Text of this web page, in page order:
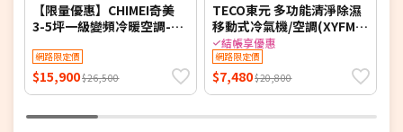
【限量優惠】CHIMEI奇美
3-5坪一級變頻冷暖空調-星
S29HG1 【含基本安裝+舊
機回收】【加贈2000元好禮
+1年安裝保固】
網路限定價
$15,900$26,500
TECO東元 多功能清淨除濕
移動式冷氣機/空調(XYFMP-
1701FC)
結帳享優惠
網路限定價
$7,480$20,800